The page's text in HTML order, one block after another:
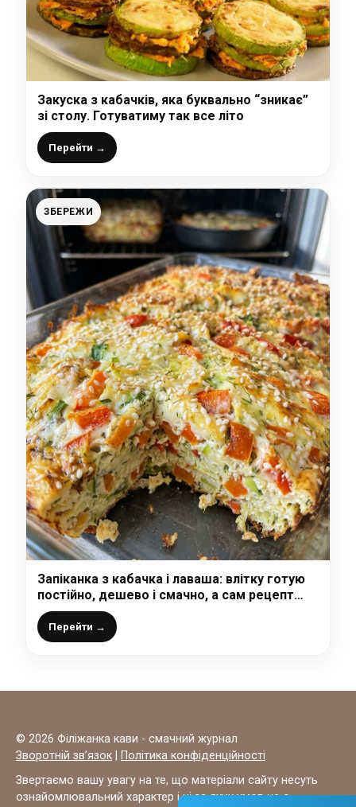
Закуска з кабачків, яка буквально “зникає”
зі столу. Готуватиму так все літо
Перейти →
ЗБЕРЕЖИ
Запіканка з кабачка і лаваша: влітку готую
постійно, дешево і смачно, а сам рецепт
простіше не придумаєш
Перейти →
© 2026 Філіжанка кави - смачний журнал
Зворотній зв’язок
Політика конфіденційності
Звертаємо вашу увагу на те, що матеріали сайту несуть
ознайомлювальний характер і ні за яких умов не є